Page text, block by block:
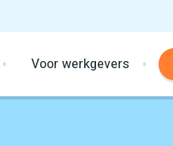
Voor werkgevers